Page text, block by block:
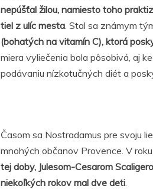
nepúšťal žilou, namiesto toho
tiel z ulíc mesta. Stal sa známym
(bohatých na vitamín C), ktorá
miera vyliečenia bola pôsobivá, aj
podávaniu nízkotučných diét a
Časom sa Nostradamus pre svoju
mnohých občanov Provence. V
tej doby, Julesom-Cesarom
niekoľkých rokov mal dve deti.